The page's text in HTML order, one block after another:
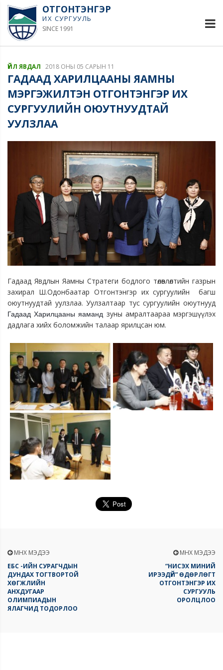
ОТГОНТЭНГЭР
ИХ СУРГУУЛЬ
SINCE 1991
ҮЙЛ ЯВДАЛ 2018 ОНЫ 05 САРЫН 11
ГАДААД ХАРИЛЦААНЫ ЯАМНЫ
МЭРГЭЖИЛТЭН ОТГОНТЭНГЭР ИХ
СУРГУУЛИЙН ОЮУТНУУДТАЙ
УУЛЗЛАА
Гадаад Явдлын Яамны Стратеги бодлого төлөвлөлтийн газрын
захирал Ш.Одонбаатар Отгонтэнгэр их сургуулийн багш
оюутнуудтай уулзлаа. Уулзалтаар тус сургуулийн оюутнууд
Гадаад Харилцааны яаманд зуны амралтаараа мэргэшүүлэх
дадлага хийх боломжийн талаар ярилцсан юм.
ӨМНӨХ МЭДЭЭ
ЕБС -ИЙН СУРАГЧДЫН
ДУНДАХ ТОГТВОРТОЙ
ХӨГЖЛИЙН
АНХДУГААР
ОЛИМПИАДЫН
ЯЛАГЧИД ТОДОРЛОО
ӨМНӨХ МЭДЭЭ
“НИСЭХ МИНИЙ
ИРЭЭДҮЙ” ӨДӨРЛӨГТ
ОТГОНТЭНГЭР ИХ
СУРГУУЛЬ
ОРОЛЦЛОО